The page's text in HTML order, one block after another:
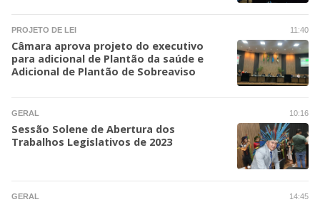
11:40
PROJETO DE LEI
Câmara aprova projeto do executivo
para adicional de Plantão da saúde e
Adicional de Plantão de Sobreaviso
10:16
GERAL
Sessão Solene de Abertura dos
Trabalhos Legislativos de 2023
14:45
GERAL